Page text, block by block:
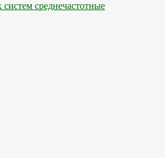
среднечастотные